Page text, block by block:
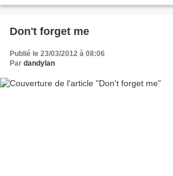
Don't forget me
Publié le 23/03/2012 à 08:06
Par dandylan